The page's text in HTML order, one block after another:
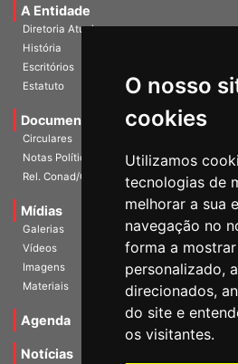
O nosso
cookies
Utilizamos
tecnologias de
melhorar a sua
navegação no
forma a
personalizado,
direcionados,
do site e
os visitantes.
A Entidade
Diretoria Atual
História
Escritórios
Estatuto
Documentos
Circulares
Notas Políticas
Rel. Conad/Congresso
Mídias
Galerias
Vídeos
Imagens
Materiais
Agenda
Notícias